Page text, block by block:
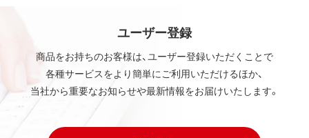
ユーザー登録
商品をお持ちのお客様は、ユーザー登録いただくことで
各種サービスをより簡単にご利用いただけるほか、
当社から重要なお知らせや最新情報をお届けいたします。